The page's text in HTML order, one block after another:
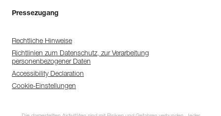
Pressezugang
Rechtliche Hinweise
Richtlinien zum Datenschutz, zur Verarbeitung
personenbezogener Daten
Accessibility Declaration
Cookie-Einstellungen